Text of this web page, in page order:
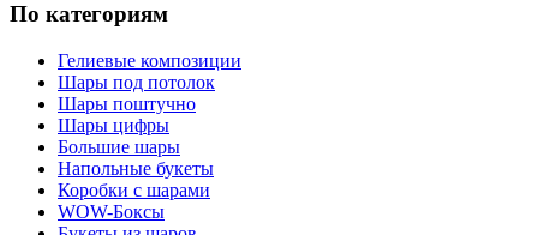
По категориям
Гелиевые композиции
Шары под потолок
Шары поштучно
Шары цифры
Большие шары
Напольные букеты
Коробки с шарами
WOW-Боксы